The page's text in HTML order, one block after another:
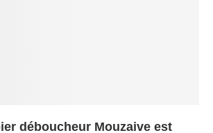
déboucheur Mouzaive est